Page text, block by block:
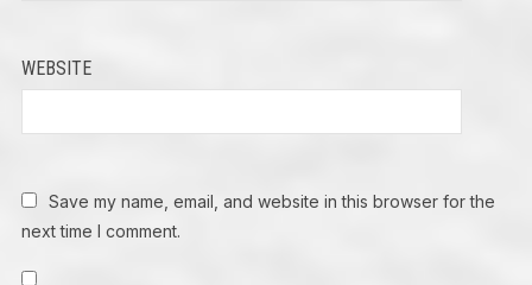
WEBSITE
Save my name, email, and website in this browser for the
next time I comment.